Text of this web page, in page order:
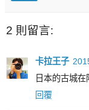
2 則留言:
卡拉王子
日本的古城
回覆